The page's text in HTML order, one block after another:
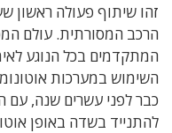
זהו שיתוף פעולה ראשון
הרכב המסורתית. עולם
המתקדמים בכל הנוגע
השימוש במערכות
להתנייד בשדה באופן